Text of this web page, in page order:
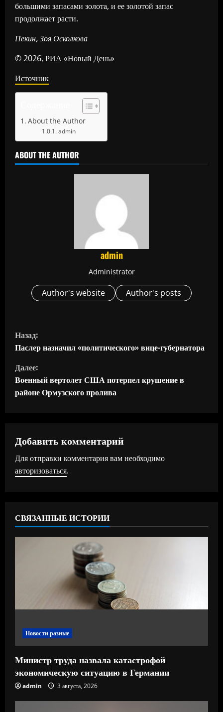
большими запасами золота, и ее золотой запас
продолжает расти.
Пекин, Зоя Осколкова
© 2026, РИА «Новый День»
Источник
About the Author
admin
ABOUT THE AUTHOR
admin
Administrator
Author's website Author's posts
П
р
о
д
л
ж
и
ь
ч
и
е
Назад:
Паслер назначил «политического» вице-губернатора
Далее:
Военный вертолет США потерпел крушение в
районе Ормузского пролива
Добавить комментарий
Для отправки комментария вам необходимо
авторизоваться.
СВЯЗАННЫЕ ИСТОРИИ
Новости разные
Министр труда назвала катастрофой
экономическую ситуацию в Германии
admin 3 августа, 2026